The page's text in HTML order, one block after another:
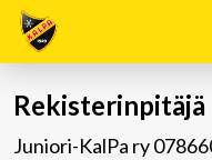
Rekisterinpitäjä
Juniori-KalPa ry